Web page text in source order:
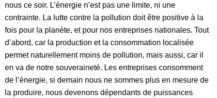
nous ce soir. L’énergie n’est pas une limite, ni une
contrainte. La lutte contre la pollution doit être positive à la
fois pour la planète, et pour nos entreprises nationales. Tout
d’abord, car la production et la consommation localisée
permet naturellement moins de pollution, mais aussi, car il
en va de notre souveraineté. Les entreprises consomment
de l’énergie, si demain nous ne sommes plus en mesure de
la produire, nous devenons dépendants de puissances